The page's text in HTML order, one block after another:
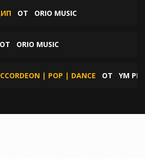
ОТ ORIO MUSIC
ОТ ORIO MUSIC
| POP | DANCE ОТ YM